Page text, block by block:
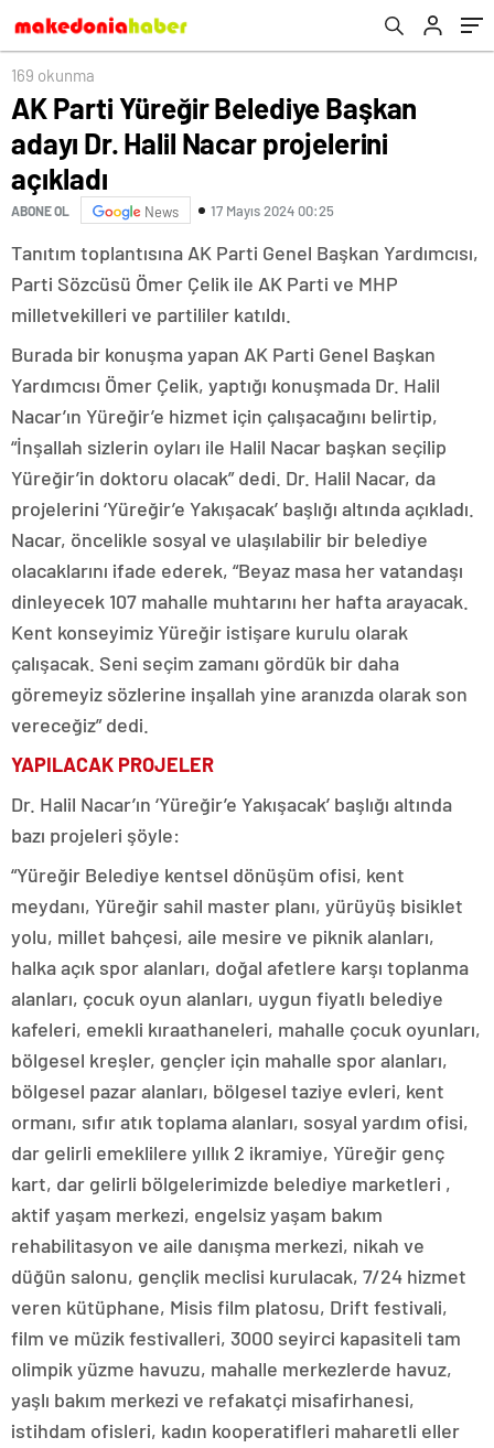
169 okunma
AK Parti Yüreğir Belediye Başkan
adayı Dr. Halil Nacar projelerini
açıkladı
ABONE OL News 17 Mayıs 2024 00:25
Tanıtım toplantısına AK Parti Genel Başkan Yardımcısı,
Parti Sözcüsü Ömer Çelik ile AK Parti ve MHP
milletvekilleri ve partililer katıldı.
Burada bir konuşma yapan AK Parti Genel Başkan
Yardımcısı Ömer Çelik, yaptığı konuşmada Dr. Halil
Nacar’ın Yüreğir’e hizmet için çalışacağını belirtip,
“İnşallah sizlerin oyları ile Halil Nacar başkan seçilip
Yüreğir’in doktoru olacak” dedi. Dr. Halil Nacar, da
projelerini ‘Yüreğir’e Yakışacak’ başlığı altında açıkladı.
Nacar, öncelikle sosyal ve ulaşılabilir bir belediye
olacaklarını ifade ederek, “Beyaz masa her vatandaşı
dinleyecek 107 mahalle muhtarını her hafta arayacak.
Kent konseyimiz Yüreğir istişare kurulu olarak
çalışacak. Seni seçim zamanı gördük bir daha
göremeyiz sözlerine inşallah yine aranızda olarak son
vereceğiz” dedi.
YAPILACAK PROJELER
Dr. Halil Nacar’ın ‘Yüreğir’e Yakışacak’ başlığı altında
bazı projeleri şöyle:
“Yüreğir Belediye kentsel dönüşüm ofisi, kent
meydanı, Yüreğir sahil master planı, yürüyüş bisiklet
yolu, millet bahçesi, aile mesire ve piknik alanları,
halka açık spor alanları, doğal afetlere karşı toplanma
alanları, çocuk oyun alanları, uygun fiyatlı belediye
kafeleri, emekli kıraathaneleri, mahalle çocuk oyunları,
bölgesel kreşler, gençler için mahalle spor alanları,
bölgesel pazar alanları, bölgesel taziye evleri, kent
ormanı, sıfır atık toplama alanları, sosyal yardım ofisi,
dar gelirli emeklilere yıllık 2 ikramiye, Yüreğir genç
kart, dar gelirli bölgelerimizde belediye marketleri ,
aktif yaşam merkezi, engelsiz yaşam bakım
rehabilitasyon ve aile danışma merkezi, nikah ve
düğün salonu, gençlik meclisi kurulacak, 7/24 hizmet
veren kütüphane, Misis film platosu, Drift festivali,
film ve müzik festivalleri, 3000 seyirci kapasiteli tam
olimpik yüzme havuzu, mahalle merkezlerde havuz,
yaşlı bakım merkezi ve refakatçi misafirhanesi,
istihdam ofisleri, kadın kooperatifleri maharetli eller